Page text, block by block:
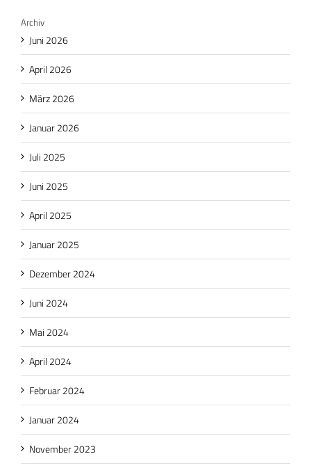
Archiv
Juni 2026
April 2026
März 2026
Januar 2026
Juli 2025
Juni 2025
April 2025
Januar 2025
Dezember 2024
Juni 2024
Mai 2024
April 2024
Februar 2024
Januar 2024
November 2023